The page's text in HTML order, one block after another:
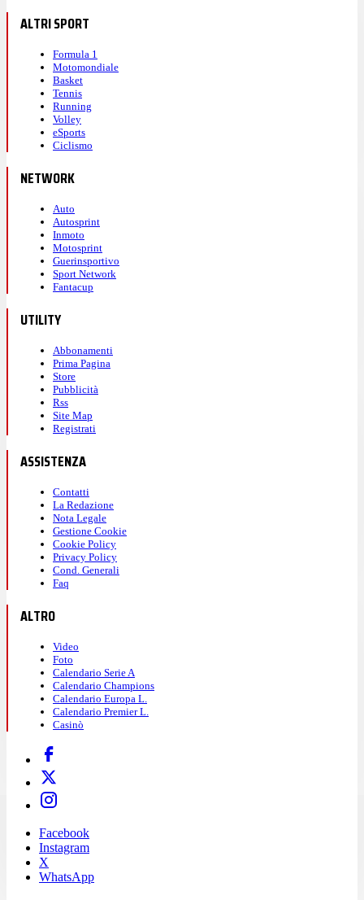
ALTRI SPORT
Formula 1
Motomondiale
Basket
Tennis
Running
Volley
eSports
Ciclismo
NETWORK
Auto
Autosprint
Inmoto
Motosprint
Guerinsportivo
Sport Network
Fantacup
UTILITY
Abbonamenti
Prima Pagina
Store
Pubblicità
Rss
Site Map
Registrati
ASSISTENZA
Contatti
La Redazione
Nota Legale
Gestione Cookie
Cookie Policy
Privacy Policy
Cond. Generali
Faq
ALTRO
Video
Foto
Calendario Serie A
Calendario Champions
Calendario Europa L.
Calendario Premier L.
Casinò
Facebook
Instagram
X
WhatsApp